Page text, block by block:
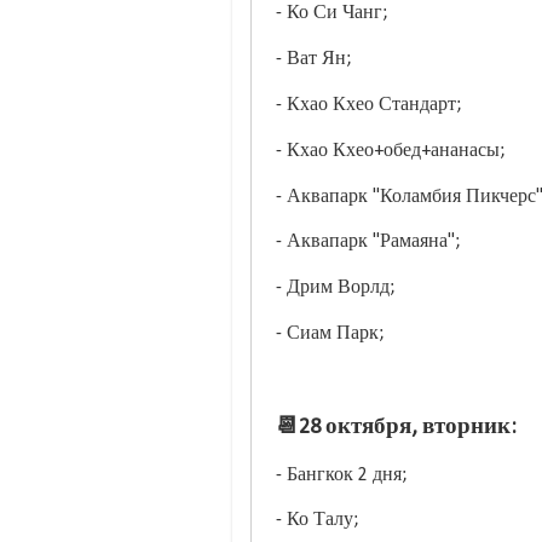
- Ко Си Чанг;
- Ват Ян;
- Кхао Кхео Стандарт;
- Кхао Кхео+обед+ананасы;
- Аквапарк "Коламбия
- Аквапарк "Рамаяна";
- Дрим Ворлд;
- Сиам Парк;
📆28 октября, вторник:
- Бангкок 2 дня;
- Ко Талу;